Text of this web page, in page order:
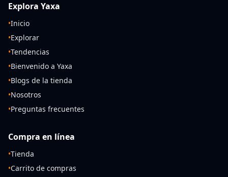
Explora Yaxa
•Inicio
•Explorar
•Tendencias
•Bienvenido a Yaxa
•Blogs de la tienda
•Nosotros
•Preguntas frecuentes
Compra en línea
•Tienda
•Carrito de compras